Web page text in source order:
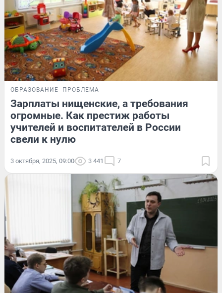
ОБРАЗОВАНИЕ ПРОБЛЕМА
Зарплаты нищенские, а требования
огромные. Как престиж работы
учителей и воспитателей в России
свели к нулю
3 октября, 2025, 09:00 3 441 7